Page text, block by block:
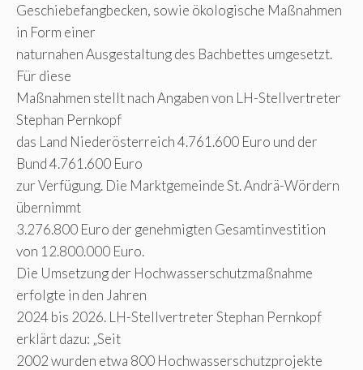
Geschiebefangbecken, sowie ökologische Maßnahmen
in Form einer
naturnahen Ausgestaltung des Bachbettes umgesetzt.
Für diese
Maßnahmen stellt nach Angaben von LH-Stellvertreter
Stephan Pernkopf
das Land Niederösterreich 4.761.600 Euro und der
Bund 4.761.600 Euro
zur Verfügung. Die Marktgemeinde St. Andrä-Wördern
übernimmt
3.276.800 Euro der genehmigten Gesamtinvestition
von 12.800.000 Euro.
Die Umsetzung der Hochwasserschutzmaßnahme
erfolgte in den Jahren
2024 bis 2026. LH-Stellvertreter Stephan Pernkopf
erklärt dazu: „Seit
2002 wurden etwa 800 Hochwasserschutzprojekte